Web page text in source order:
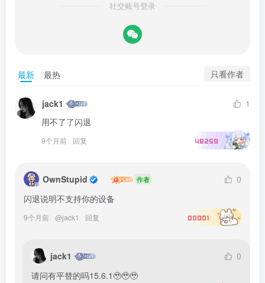
社交账号登录
最新 最热 只看作者
jack1
1
用不了了闪退
9个月前 回复 48259
OwnStupid 作者
0
闪退说明不支持你的设备
9个月前 @jack1 回复 00001
jack1
0
请问有平替的吗15.6.1🥹🥹🥹